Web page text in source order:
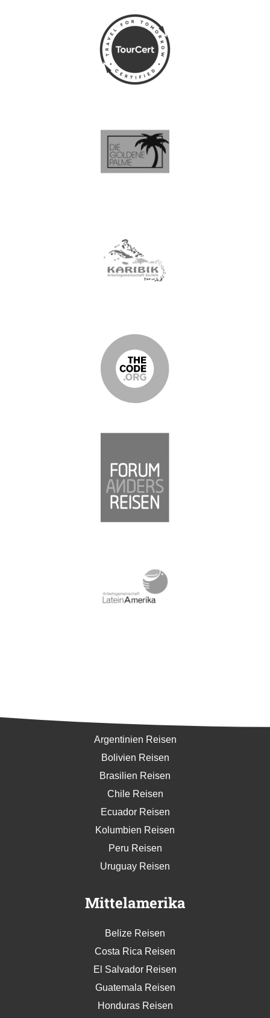
Argentinien Reisen
Bolivien Reisen
Brasilien Reisen
Chile Reisen
Ecuador Reisen
Kolumbien Reisen
Peru Reisen
Uruguay Reisen
Mittelamerika
Belize Reisen
Costa Rica Reisen
El Salvador Reisen
Guatemala Reisen
Honduras Reisen